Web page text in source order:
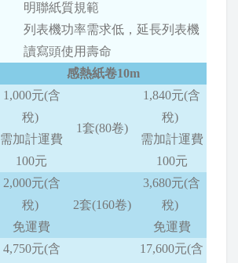
明聯紙質規範
列表機功率需求低，延長列表機
讀寫頭使用壽命
感熱紙卷10m
1,000元(含
稅)
需加計運費
100元
1套(80卷)
1,840元(含
稅)
需加計運費
100元
2,000元(含
稅)
免運費
2套(160卷)
3,680元(含
稅)
免運費
4,750元(含
17,600元(含